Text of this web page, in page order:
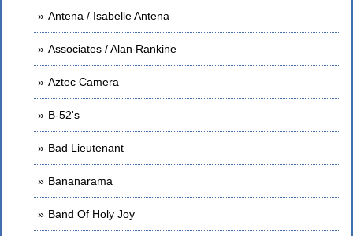
Antena / Isabelle Antena
Associates / Alan Rankine
Aztec Camera
B-52's
Bad Lieutenant
Bananarama
Band Of Holy Joy